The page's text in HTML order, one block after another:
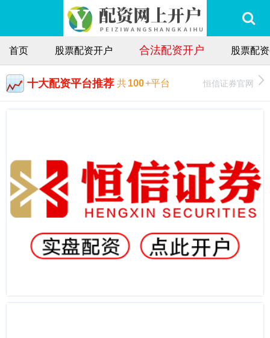
首页 股票配资开户 合法配资开户 股票配
十大配资平台推荐 共100+平台 恒信证券官网